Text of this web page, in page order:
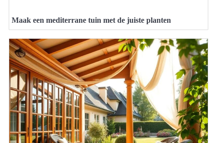
Maak een mediterrane tuin met de juiste planten